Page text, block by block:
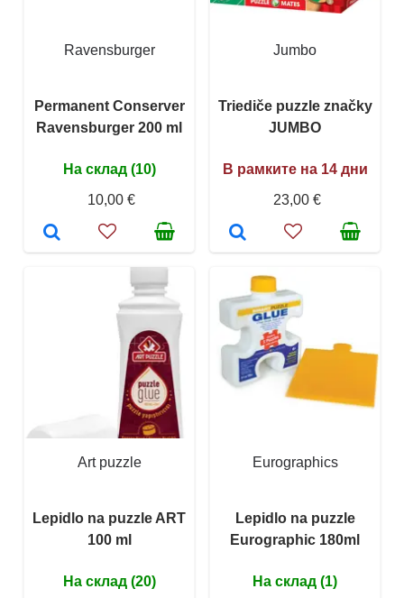
Ravensburger
Permanent Conserver
Ravensburger 200 ml
На склад (10)
10,00 €
Jumbo
Triediče puzzle značky
JUMBO
В рамките на 14 дни
23,00 €
Art puzzle
Lepidlo na puzzle ART
100 ml
На склад (20)
Eurographics
Lepidlo na puzzle
Eurographic 180ml
На склад (1)